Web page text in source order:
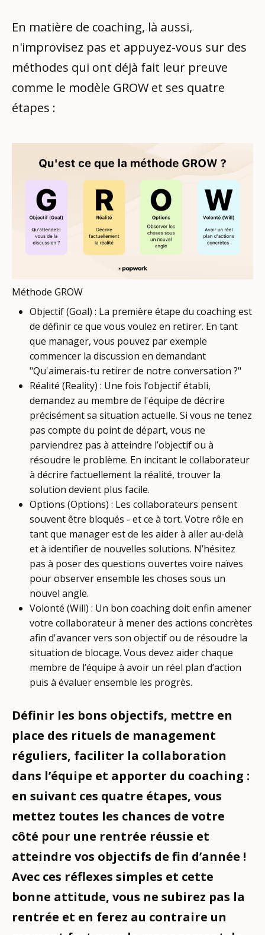
En matière de coaching, là aussi,
n'improvisez pas et appuyez-vous sur des
méthodes qui ont déjà fait leur preuve
comme le modèle GROW et ses quatre
étapes :
Méthode GROW
Objectif (Goal) : La première étape du coaching est
de définir ce que vous voulez en retirer. En tant
que manager, vous pouvez par exemple
commencer la discussion en demandant
"Qu'aimerais-tu retirer de notre conversation ?"
Réalité (Reality) : Une fois l’objectif établi,
demandez au membre de l'équipe de décrire
précisément sa situation actuelle. Si vous ne tenez
pas compte du point de départ, vous ne
parviendrez pas à atteindre l’objectif ou à
résoudre le problème. En incitant le collaborateur
à décrire factuellement la réalité, trouver la
solution devient plus facile.
Options (Options) : Les collaborateurs pensent
souvent être bloqués - et ce à tort. Votre rôle en
tant que manager est de les aider à aller au-delà
et à identifier de nouvelles solutions. N’hésitez
pas à poser des questions ouvertes voire naïves
pour observer ensemble les choses sous un
nouvel angle.
Volonté (Will) : Un bon coaching doit enfin amener
votre collaborateur à mener des actions concrètes
afin d'avancer vers son objectif ou de résoudre la
situation de blocage. Vous devez aider chaque
membre de l’équipe à avoir un réel plan d’action
puis à évaluer ensemble les progrès.
Définir les bons objectifs, mettre en
place des rituels de management
réguliers, faciliter la collaboration
dans l’équipe et apporter du coaching :
en suivant ces quatre étapes, vous
mettez toutes les chances de votre
côté pour une rentrée réussie et
atteindre vos objectifs de fin d’année !
Avec ces réflexes simples et cette
bonne attitude, vous ne subirez pas la
rentrée et en ferez au contraire un